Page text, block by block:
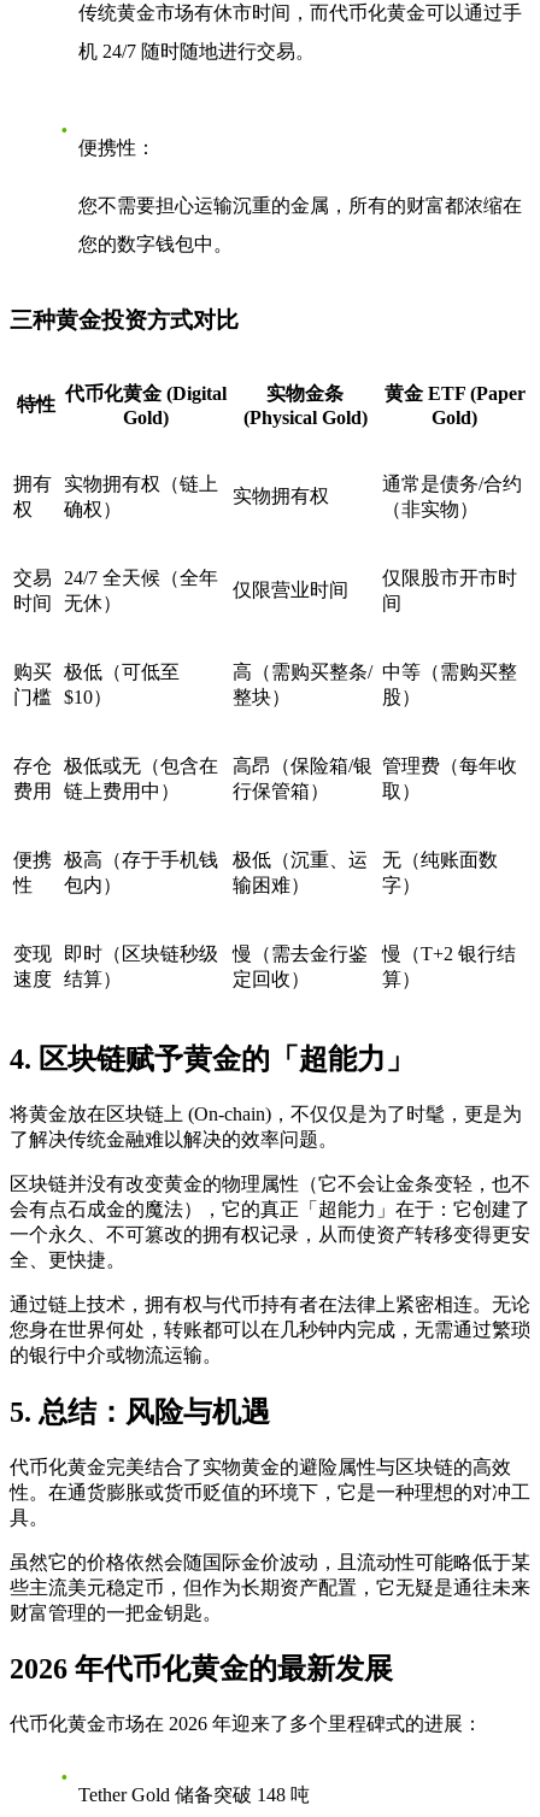
传统黄金市场有休市时间，而代币化黄金可以通过手
机 24/7 随时随地进行交易。
便携性：
您不需要担心运输沉重的金属，所有的财富都浓缩在
您的数字钱包中。
三种黄金投资方式对比
特性
代币化黄金 (Digital
Gold)
实物金条
(Physical Gold)
黄金 ETF (Paper
Gold)
拥有
权
实物拥有权（链上
确权）
实物拥有权
通常是债务/合约
（非实物）
交易
时间
24/7 全天候（全年
无休）
仅限营业时间
仅限股市开市时
间
购买
门槛
极低（可低至
$10）
高（需购买整条/
整块）
中等（需购买整
股）
存仓
费用
极低或无（包含在
链上费用中）
高昂（保险箱/银
行保管箱）
管理费（每年收
取）
便携
性
极高（存于手机钱
包内）
极低（沉重、运
输困难）
无（纯账面数
字）
变现
速度
即时（区块链秒级
结算）
慢（需去金行鉴
定回收）
慢（T+2 银行结
算）
4. 区块链赋予黄金的「超能力」
将黄金放在区块链上 (On-chain)，不仅仅是为了时髦，更是为
了解决传统金融难以解决的效率问题。
区块链并没有改变黄金的物理属性（它不会让金条变轻，也不
会有点石成金的魔法），它的真正「超能力」在于：它创建了
一个永久、不可篡改的拥有权记录，从而使资产转移变得更安
全、更快捷。
通过链上技术，拥有权与代币持有者在法律上紧密相连。无论
您身在世界何处，转账都可以在几秒钟内完成，无需通过繁琐
的银行中介或物流运输。
5. 总结：风险与机遇
代币化黄金完美结合了实物黄金的避险属性与区块链的高效
性。在通货膨胀或货币贬值的环境下，它是一种理想的对冲工
具。
虽然它的价格依然会随国际金价波动，且流动性可能略低于某
些主流美元稳定币，但作为长期资产配置，它无疑是通往未来
财富管理的一把金钥匙。
2026 年代币化黄金的最新发展
代币化黄金市场在 2026 年迎来了多个里程碑式的进展：
Tether Gold 储备突破 148 吨